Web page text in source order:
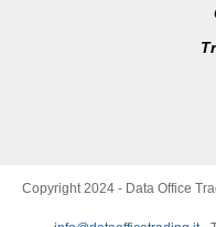
Copyright 2024 - Data Office